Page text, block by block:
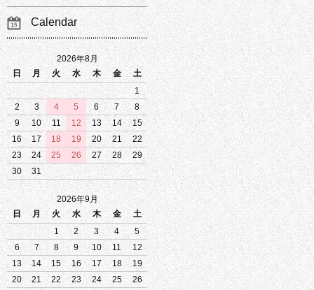
Calendar
2026年8月
日
月 火 水 木 金
土
1
2
3 4 5 6 7
8
9
10 11 12 13 14
15
16
17 18 19 20 21
22
23
24 25 26 27 28
29
30
31
2026年9月
日
月 火 水 木 金
土
1
2 3 4
5
6
7 8 9 10 11
12
13
14 15 16 17 18
19
20
21 22 23 24 25
26